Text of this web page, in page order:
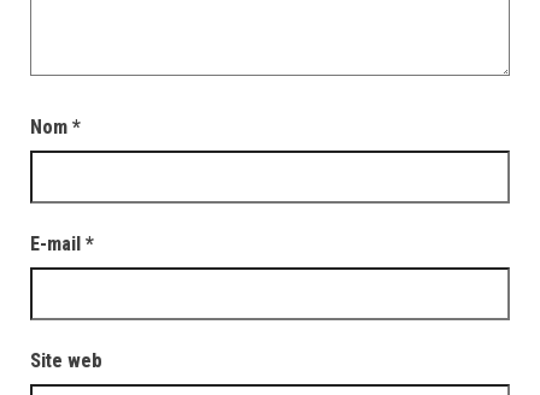
Nom *
E-mail *
Site web